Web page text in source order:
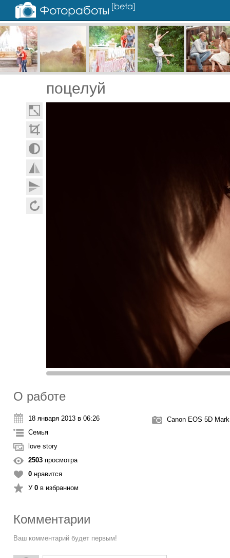
поцелуй
О работе
18 января 2013 в 06:26
Семья
love story
2503 просмотра
0 нравится
У 0 в избранном
Canon EOS 5D
Комментарии
Ваш комментарий будет первым!